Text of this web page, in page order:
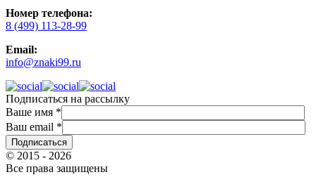
Номер телефона:
8 (499) 113-28-99
Email:
info@znaki99.ru
Подписаться на рассылку
Ваше имя *
Ваш email *
© 2015 - 2026
Все права защищены